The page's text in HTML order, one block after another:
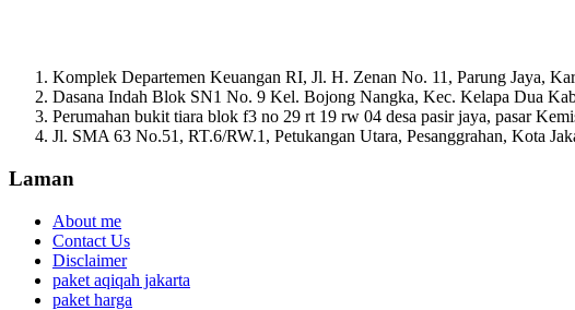
Komplek Departemen Keuangan RI, Jl. H. Zenan No. 11, Parung Jaya,
Dasana Indah Blok SN1 No. 9 Kel. Bojong Nangka, Kec. Kelapa Dua
Perumahan bukit tiara blok f3 no 29 rt 19 rw 04 desa pasir jaya, pasar
Jl. SMA 63 No.51, RT.6/RW.1, Petukangan Utara, Pesanggrahan, Kota
Laman
About me
Contact Us
Disclaimer
paket aqiqah jakarta
paket harga